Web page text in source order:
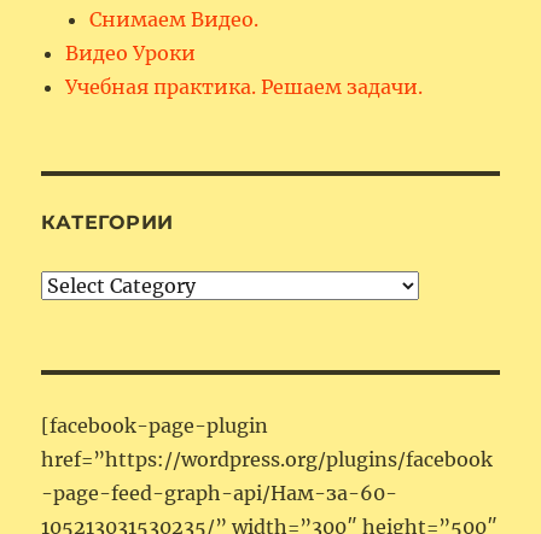
Снимаем Видео.
Видео Уроки
Учебная практика. Решаем задачи.
КАТЕГОРИИ
Категории
[facebook-page-plugin
href=”https://wordpress.org/plugins/facebook
-page-feed-graph-api/Нам-за-60-
105213031530235/” width=”300″ height=”500″